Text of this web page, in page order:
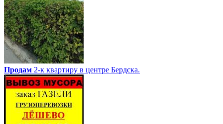
Продам 2-к квартиру в центре Бердска.